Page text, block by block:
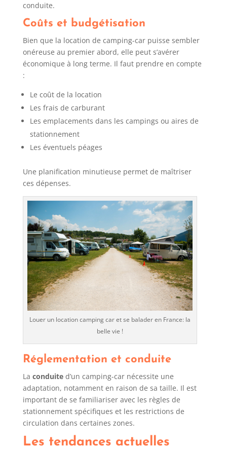
conduite.
Coûts et budgétisation
Bien que la location de camping-car puisse sembler
onéreuse au premier abord, elle peut s’avérer
économique à long terme. Il faut prendre en compte
:
Le coût de la location
Les frais de carburant
Les emplacements dans les campings ou aires de
stationnement
Les éventuels péages
Une planification minutieuse permet de maîtriser
ces dépenses.
Louer un location camping car et se balader en France: la
belle vie !
Réglementation et conduite
La conduited’un camping-car nécessite une
adaptation, notamment en raison de sa taille. Il est
important de se familiariser avec les règles de
stationnement spécifiques et les restrictions de
circulation dans certaines zones.
Les tendances actuelles